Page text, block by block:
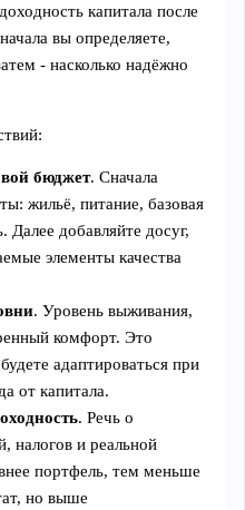
капитала после
вы определяете,
- насколько надёжно
бюджет. Сначала
жильё, питание, базовая
Далее добавляйте досуг,
элементы качества
. Уровень выживания,
комфорт. Это
адаптироваться при
от капитала.
. Речь о
налогов и реальной
портфель, тем меньше
но выше